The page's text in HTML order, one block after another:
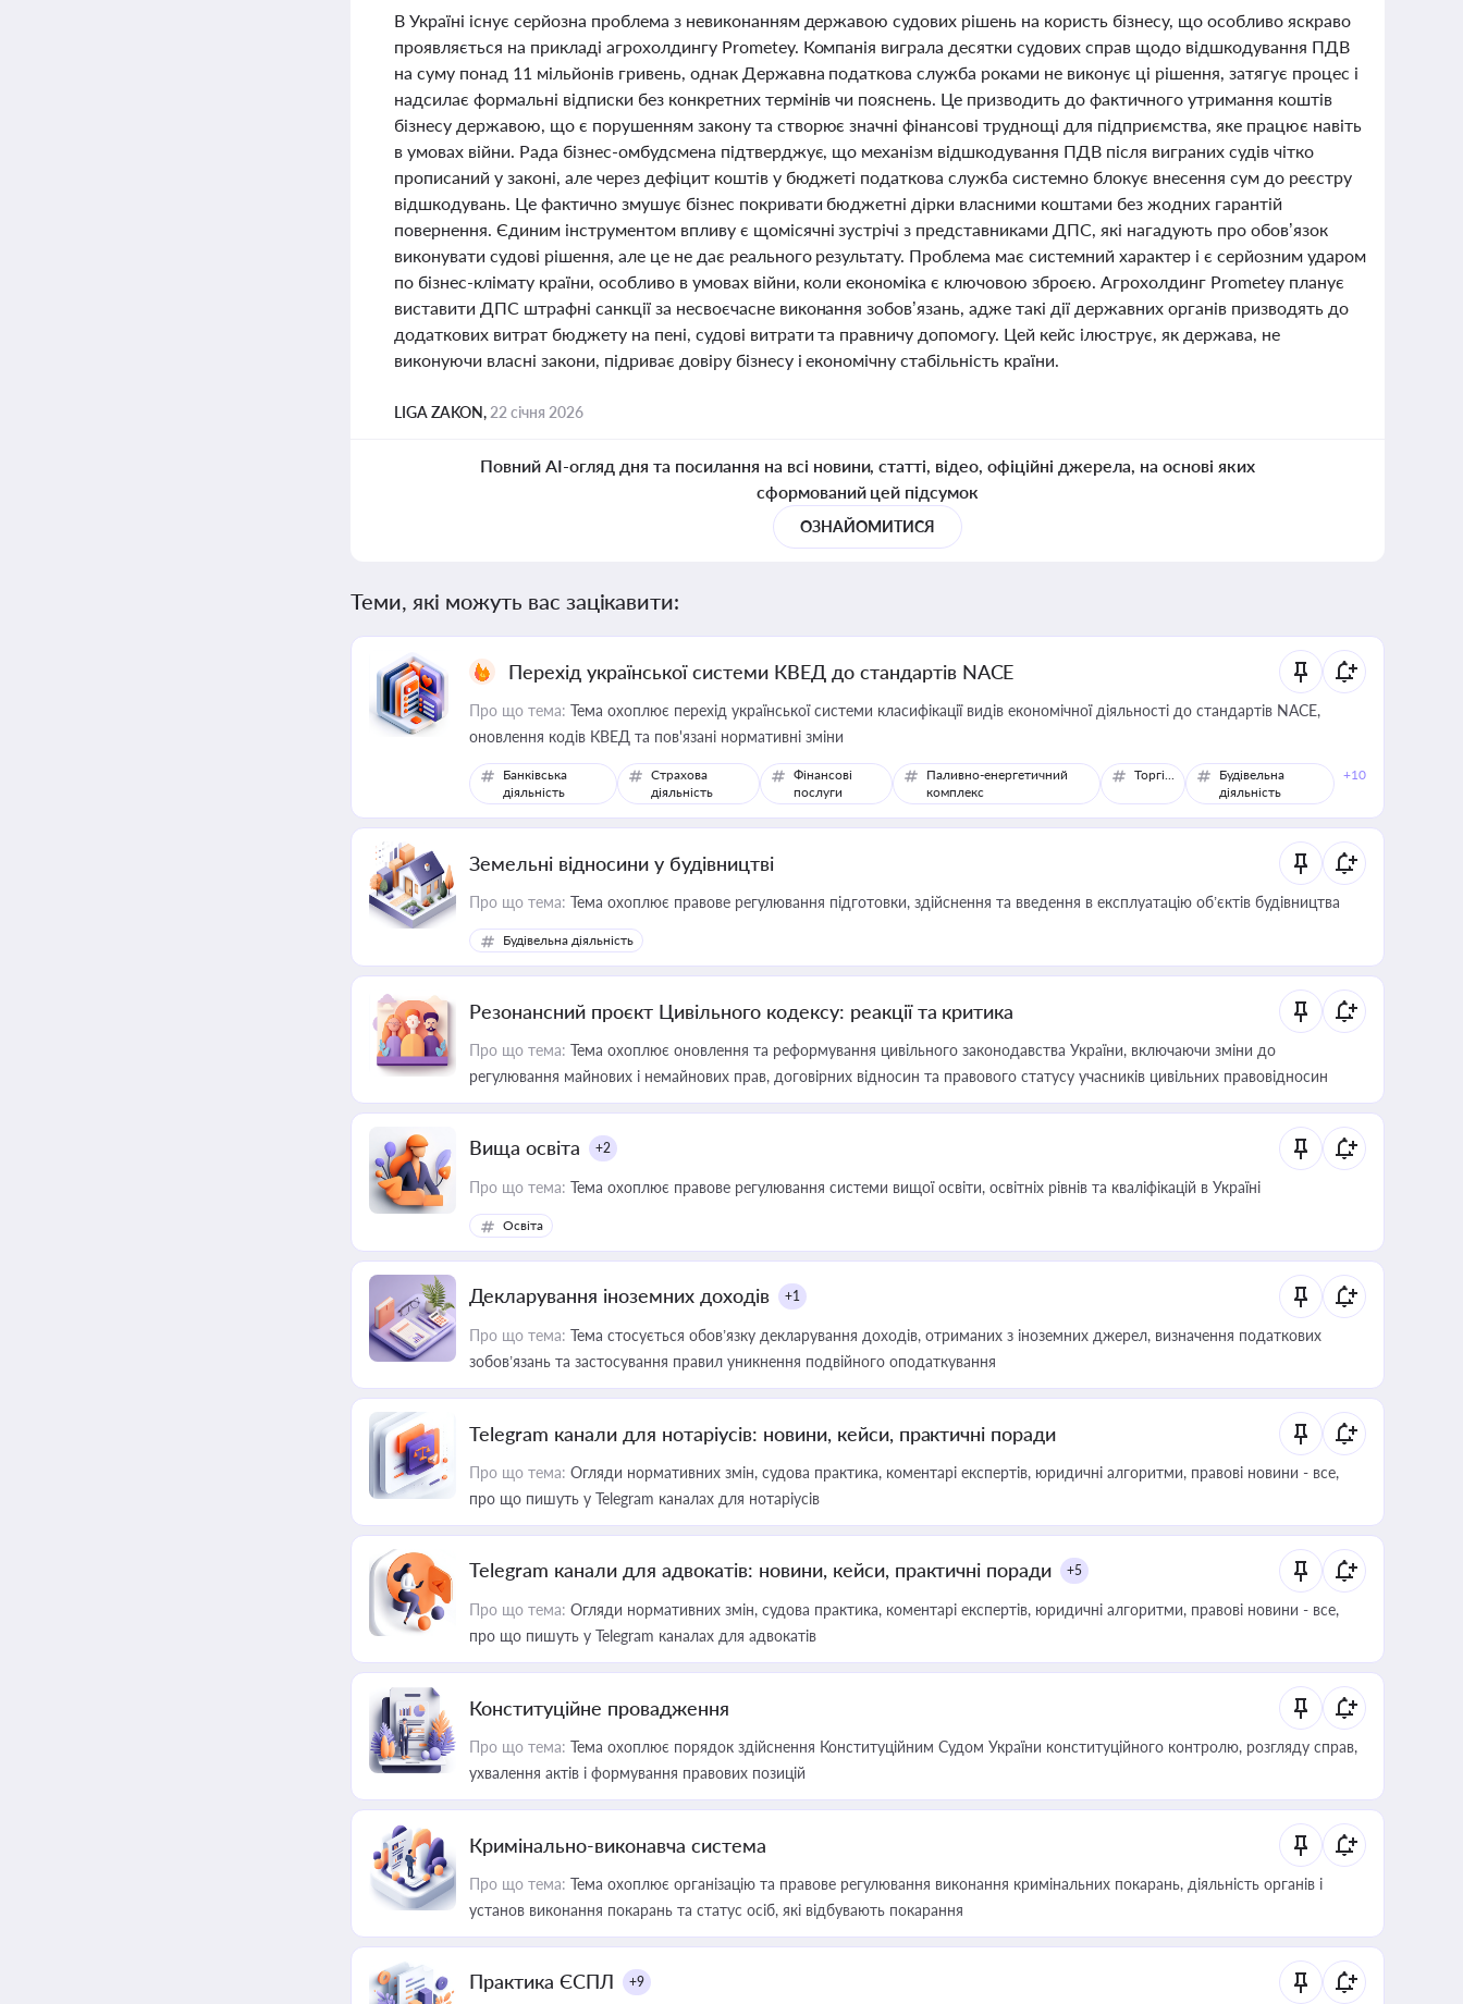
В Україні існує серйозна проблема з невиконанням державою судових рішень на користь бізнесу, що особливо яскраво
проявляється на прикладі агрохолдингу Prometey. Компанія виграла десятки судових справ щодо відшкодування ПДВ
на суму понад 11 мільйонів гривень, однак Державна податкова служба роками не виконує ці рішення, затягує процес і
надсилає формальні відписки без конкретних термінів чи пояснень. Це призводить до фактичного утримання коштів
бізнесу державою, що є порушенням закону та створює значні фінансові труднощі для підприємства, яке працює навіть
в умовах війни. Рада бізнес-омбудсмена підтверджує, що механізм відшкодування ПДВ після виграних судів чітко
прописаний у законі, але через дефіцит коштів у бюджеті податкова служба системно блокує внесення сум до реєстру
відшкодувань. Це фактично змушує бізнес покривати бюджетні дірки власними коштами без жодних гарантій
повернення. Єдиним інструментом впливу є щомісячні зустрічі з представниками ДПС, які нагадують про обов’язок
виконувати судові рішення, але це не дає реального результату. Проблема має системний характер і є серйозним ударом
по бізнес-клімату країни, особливо в умовах війни, коли економіка є ключовою зброєю. Агрохолдинг Prometey планує
виставити ДПС штрафні санкції за несвоєчасне виконання зобов’язань, адже такі дії державних органів призводять до
додаткових витрат бюджету на пені, судові витрати та правничу допомогу. Цей кейс ілюструє, як держава, не
виконуючи власні закони, підриває довіру бізнесу і економічну стабільність країни.
LIGA ZAKON, 22 січня 2026
Повний AI-огляд дня та посилання на всі новини, статті, відео, офіційні джерела, на основі яких
сформований цей підсумок
ОЗНАЙОМИТИСЯ
Теми, які можуть вас зацікавити:
Перехід української системи КВЕД до стандартів NACE
Про що тема: Тема охоплює перехід української системи класифікації видів економічної діяльності до стандартів NACE,
оновлення кодів КВЕД та пов'язані нормативні зміни
Банківська
діяльність
Страхова
діяльність
Фінансові
послуги
Паливно-енергетичний
комплекс
Торгівля
Будівельна
діяльність
+10
Земельні відносини у будівництві
Про що тема: Тема охоплює правове регулювання підготовки, здійснення та введення в експлуатацію об’єктів будівництва
Будівельна діяльність
Резонансний проєкт Цивільного кодексу: реакції та критика
Про що тема: Тема охоплює оновлення та реформування цивільного законодавства України, включаючи зміни до
регулювання майнових і немайнових прав, договірних відносин та правового статусу учасників цивільних правовідносин
Вища освіта +2
Про що тема: Тема охоплює правове регулювання системи вищої освіти, освітніх рівнів та кваліфікацій в Україні
Освіта
Декларування іноземних доходів +1
Про що тема: Тема стосується обов’язку декларування доходів, отриманих з іноземних джерел, визначення податкових
зобов’язань та застосування правил уникнення подвійного оподаткування
Telegram канали для нотаріусів: новини, кейси, практичні поради
Про що тема: Огляди нормативних змін, судова практика, коментарі експертів, юридичні алгоритми, правові новини - все,
про що пишуть у Telegram каналах для нотаріусів
Telegram канали для адвокатів: новини, кейси, практичні поради +5
Про що тема: Огляди нормативних змін, судова практика, коментарі експертів, юридичні алгоритми, правові новини - все,
про що пишуть у Telegram каналах для адвокатів
Конституційне провадження
Про що тема: Тема охоплює порядок здійснення Конституційним Судом України конституційного контролю, розгляду справ,
ухвалення актів і формування правових позицій
Кримінально-виконавча система
Про що тема: Тема охоплює організацію та правове регулювання виконання кримінальних покарань, діяльність органів і
установ виконання покарань та статус осіб, які відбувають покарання
Практика ЄСПЛ +9